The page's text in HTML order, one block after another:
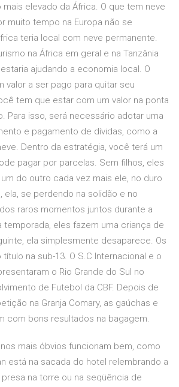
mais elevado da África. O que tem neve
muito tempo na Europa não se
teria local com neve permanente.
na África em geral e na Tanzânia
ajudando a economia local. O
valor a ser pago para quitar seu
tem que estar com um valor na ponta
Para isso, será necessário adotar uma
e pagamento de dívidas, como a
Dentro da estratégia, você terá um
pagar por parcelas. Sem filhos, eles
do outro cada vez mais ele, no duro
ela, se perdendo na solidão e no
raros momentos juntos durante a
temporada, eles fazem uma criança de
ela simplesmente desaparece. Os
na sub-13. O S.C Internacional e o
o Rio Grande do Sul no
de Futebol da CBF. Depois de
na Granja Comary, as gaúchas e
com bons resultados na bagagem.
mais óbvios funcionam bem, como
está na sacada do hotel relembrando a
na torre ou na seqüência de